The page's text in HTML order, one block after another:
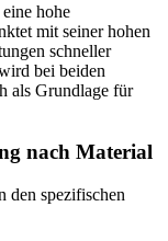
hohe
mit seiner hohen
schneller
bei beiden
als Grundlage für
nach Material
den spezifischen